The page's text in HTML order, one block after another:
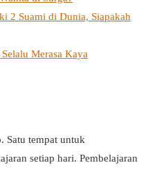
2 Suami di Dunia, Siapakah
Merasa Kaya
Satu tempat untuk
setiap hari. Pembelajaran